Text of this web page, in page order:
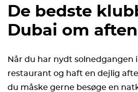
De bedste
Dubai om
Når du har nydt solnedgangen
restaurant og haft en dejlig
du måske gerne besøge en